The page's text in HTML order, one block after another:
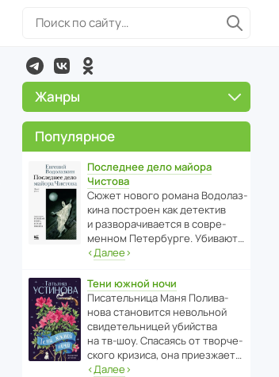
Жанры
Популярное
Последнее дело майора
Чистова
Сюжет нового романа Водо­ла­з­
кина пост­роен как дете­ктив
и разво­ра­чи­ва­ется в совре­
менном Пете­р­бурге. Убивают…
‹Далее›
Тени южной ночи
Писа­тель­ница Маня Поли­ва­
нова стано­вится невольной
свиде­тель­ницей убийства
на тв-шоу. Спасаясь от твор­че­
с­кого кризиса, она приезжает…
‹Далее›